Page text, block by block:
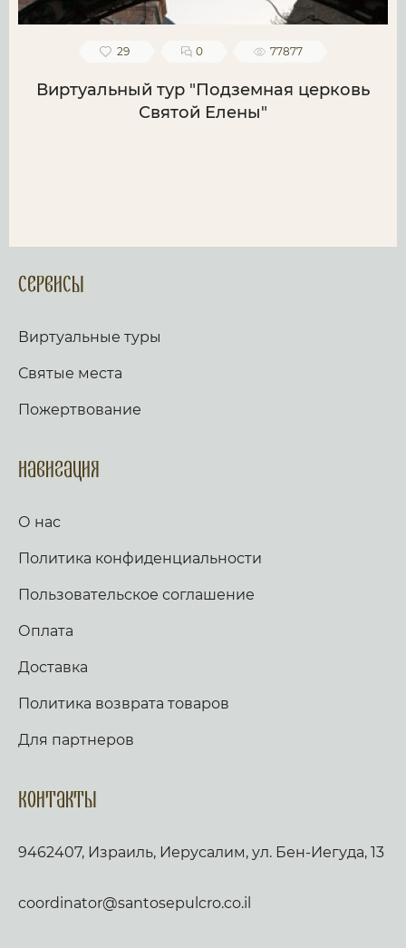
29 0 77877
Виртуальный тур "Подземная церковь
Святой Елены"
Сервисы
Виртуальные туры
Святые места
Пожертвование
Навигация
О нас
Политика конфиденциальности
Пользовательское соглашение
Оплата
Доставка
Политика возврата товаров
Для партнеров
Контакты
9462407, Израиль, Иерусалим, ул. Бен-Иегуда, 13
coordinator@santosepulcro.co.il